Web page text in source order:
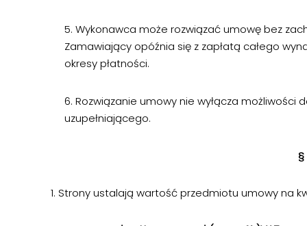
5. Wykonawca może rozwiązać umowę bez
Zamawiający opóźnia się z zapłatą całego
okresy płatności.
6. Rozwiązanie umowy nie wyłącza
uzupełniającego.
§
1. Strony ustalają wartość przedmiotu umowy na